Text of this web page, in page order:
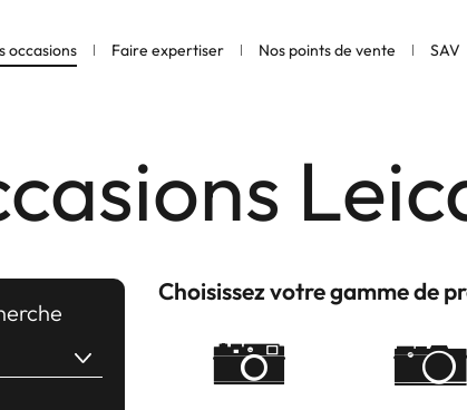
occasions Faire expertiser Nos points de vente SAV
Choisissez votre gamme de